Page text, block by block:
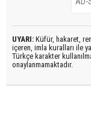
UYARI: Küfür, hakaret,
içeren, imla kuralları ile
Türkçe karakter
onaylanmamaktadır.